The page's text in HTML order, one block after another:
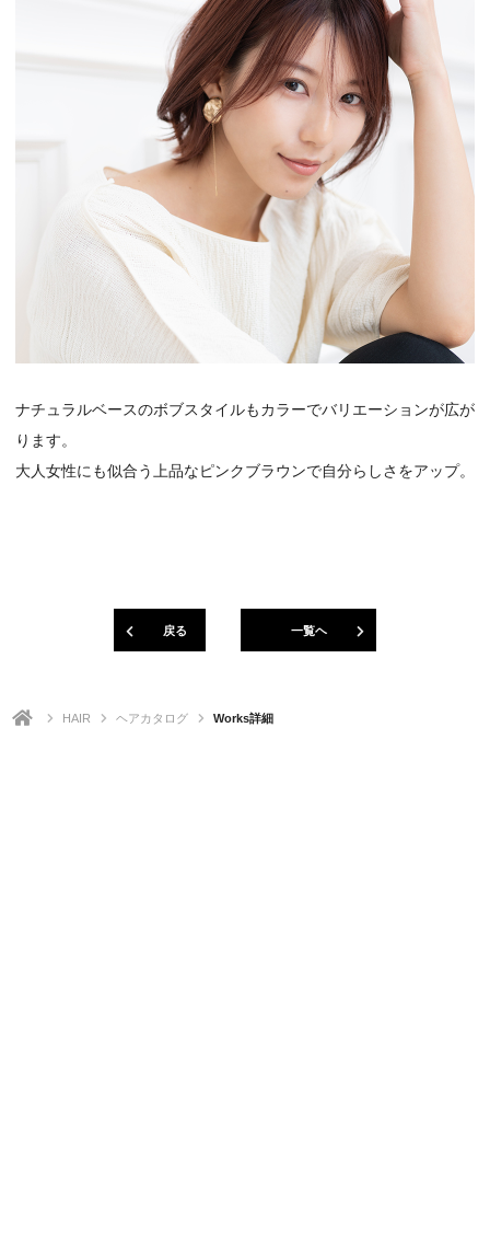
ナチュラルベースのボブスタイルもカラーでバリエーションが広が
ります。
大人女性にも似合う上品なピンクブラウンで自分らしさをアップ。
戻る 一覧ヘ
HAIR ヘアカタログ Works詳細